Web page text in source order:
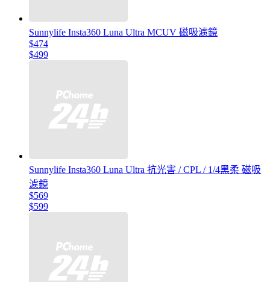
Sunnylife Insta360 Luna Ultra MCUV 磁吸濾鏡
$474
$499
Sunnylife Insta360 Luna Ultra 抗光害 / CPL / 1/4黑柔 磁吸
濾鏡
$569
$599